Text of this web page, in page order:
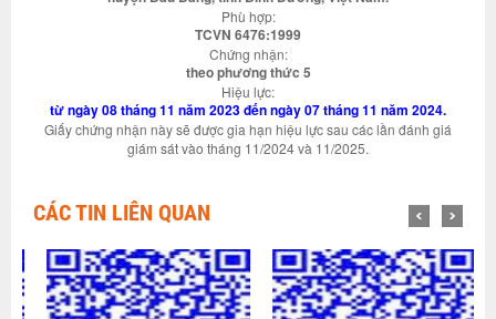
Phù hợp:
TCVN 6476:1999
Chứng nhận:
theo phương thức 5
Hiệu lực:
từ ngày 08 tháng 11 năm 2023 đến ngày 07 tháng 11 năm 2024.
Giấy chứng nhận này sẽ được gia hạn hiệu lực sau các lần đánh giá
giám sát vào tháng 11/2024 và 11/2025.
CÁC TIN LIÊN QUAN